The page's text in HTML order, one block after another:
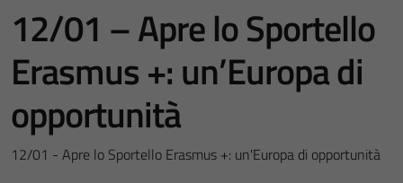
12/01 – Apre lo Sportello
Erasmus +: un’Europa di
opportunità
12/01 - Apre lo Sportello Erasmus +: un'Europa di opportunità